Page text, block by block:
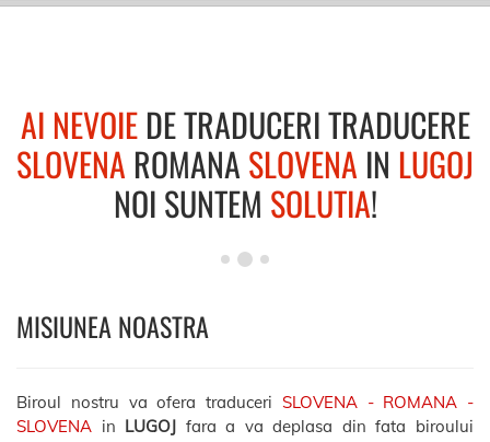
AI NEVOIEDE TRADUCERI TRADUCERE
SLOVENA ROMANA SLOVENA IN LUGOJ
NOI SUNTEM SOLUTIA!
MISIUNEA NOASTRA
Biroul nostru va ofera traduceri SLOVENA - ROMANA -
SLOVENA in LUGOJ fara a va deplasa din fata biroului